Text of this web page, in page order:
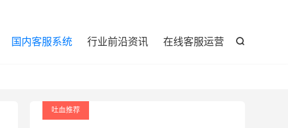

国内客服系统 行业前沿资讯 在线客服运营
吐血推荐